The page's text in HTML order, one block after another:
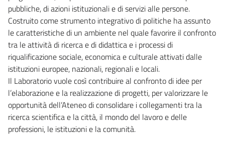
pubbliche, di azioni istituzionali e di servizi alle persone.
Costruito come strumento integrativo di politiche ha assunto
le caratteristiche di un ambiente nel quale favorire il confronto
tra le attività di ricerca e di didattica e i processi di
riqualificazione sociale, economica e culturale attivati dalle
istituzioni europee, nazionali, regionali e locali.
Il Laboratorio vuole così contribuire al confronto di idee per
l’elaborazione e la realizzazione di progetti, per valorizzare le
opportunità dell’Ateneo di consolidare i collegamenti tra la
ricerca scientifica e la città, il mondo del lavoro e delle
professioni, le istituzioni e la comunità.